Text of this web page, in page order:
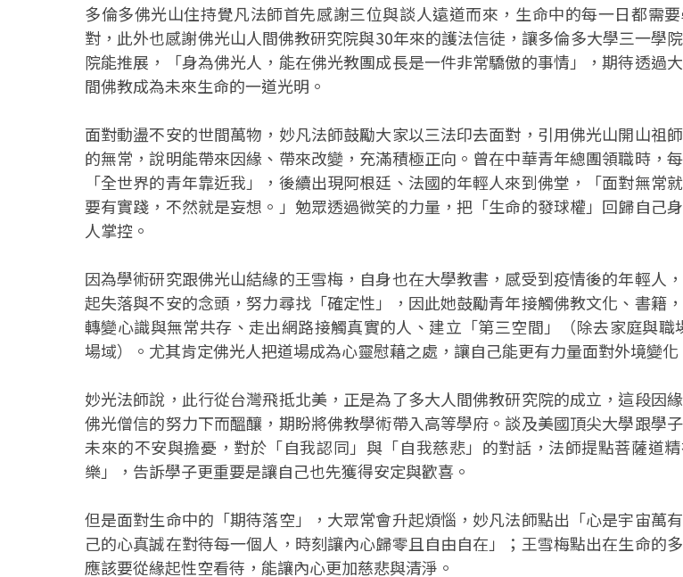
多倫多佛光山住持覺凡法師首先感謝三位與談人遠道而來，生命中的每一日都需
對，此外也感謝佛光山人間佛教研究院與30年來的護法信徒，讓多倫多大學三一學
院能推展，「身為佛光人，能在佛光教團成長是一件非常驕傲的事情」，期待透過
間佛教成為未來生命的一道光明。
面對動盪不安的世間萬物，妙凡法師鼓勵大家以三法印去面對，引用佛光山開山祖
的無常，說明能帶來因緣、帶來改變，充滿積極正向。曾在中華青年總團領職時，
「全世界的青年靠近我」，後續出現阿根廷、法國的年輕人來到佛堂，「面對無常
要有實踐，不然就是妄想。」勉眾透過微笑的力量，把「生命的發球權」回歸自己
人掌控。
因為學術研究跟佛光山結緣的王雪梅，自身也在大學教書，感受到疫情後的年輕人
起失落與不安的念頭，努力尋找「確定性」，因此她鼓勵青年接觸佛教文化、書籍
轉變心識與無常共存、走出網路接觸真實的人、建立「第三空間」（除去家庭與職
場域）。尤其肯定佛光人把道場成為心靈慰藉之處，讓自己能更有力量面對外境變化
妙光法師說，此行從台灣飛抵北美，正是為了多大人間佛教研究院的成立，這段因
佛光僧信的努力下而醞釀，期盼將佛教學術帶入高等學府。談及美國頂尖大學跟學
未來的不安與擔憂，對於「自我認同」與「自我慈悲」的對話，法師提點菩薩道
樂」，告訴學子更重要是讓自己也先獲得安定與歡喜。
但是面對生命中的「期待落空」，大眾常會升起煩惱，妙凡法師點出「心是宇宙萬
己的心真誠在對待每一個人，時刻讓內心歸零且自由自在」；王雪梅點出在生命的
應該要從緣起性空看待，能讓內心更加慈悲與清淨。